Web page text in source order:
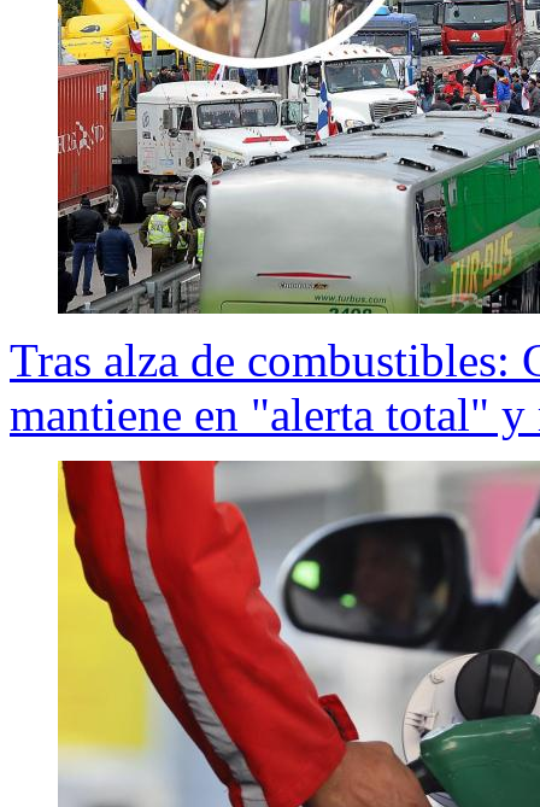
Tras alza de combustibles:
mantiene en "alerta total" y